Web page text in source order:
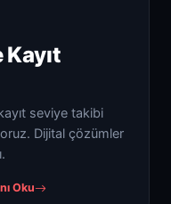
seviye takibi
Dijital çözümler
Oku